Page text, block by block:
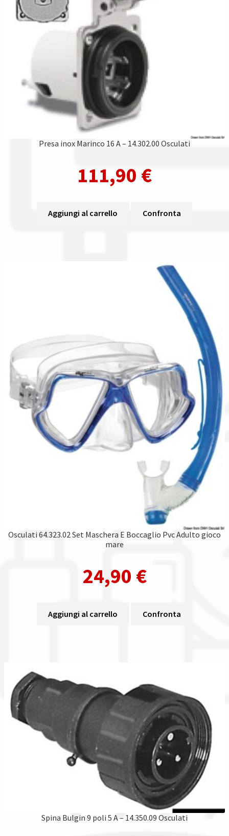
Presa inox Marinco 16 A – 14.302.00 Osculati
111,90 €
Aggiungi al carrello Confronta
Osculati 64.323.02 Set Maschera E Boccaglio Pvc Adulto gioco
mare
24,90 €
Aggiungi al carrello Confronta
Spina Bulgin 9 poli 5 A – 14.350.09 Osculati